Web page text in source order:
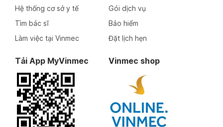
Hệ thống cơ sở y tế
Tìm bác sĩ
Làm việc tại Vinmec
Gói dịch vụ
Bảo hiểm
Đặt lịch hẹn
Tải App MyVinmec Vinmec shop